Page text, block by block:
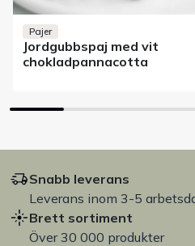
Pajer
Jordgubbspaj med vit
chokladpannacotta
Snabb leverans
Leverans inom 3-5
Brett sortiment
Över 30 000 produkter